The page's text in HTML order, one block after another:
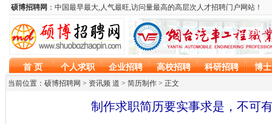
当前位置：硕博招聘网 > 资讯频 道 > 简历制作 > 正文
制作求职简历要实事求是，不可